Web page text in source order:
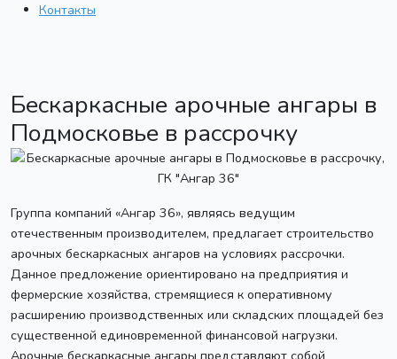
Контакты
Бескаркасные арочные ангары в
Подмосковье в рассрочку
Группа компаний «Ангар 36», являясь ведущим
отечественным производителем, предлагает строительство
арочных бескаркасных ангаров на условиях рассрочки.
Данное предложение ориентировано на предприятия и
фермерские хозяйства, стремящиеся к оперативному
расширению производственных или складских площадей без
существенной единовременной финансовой нагрузки.